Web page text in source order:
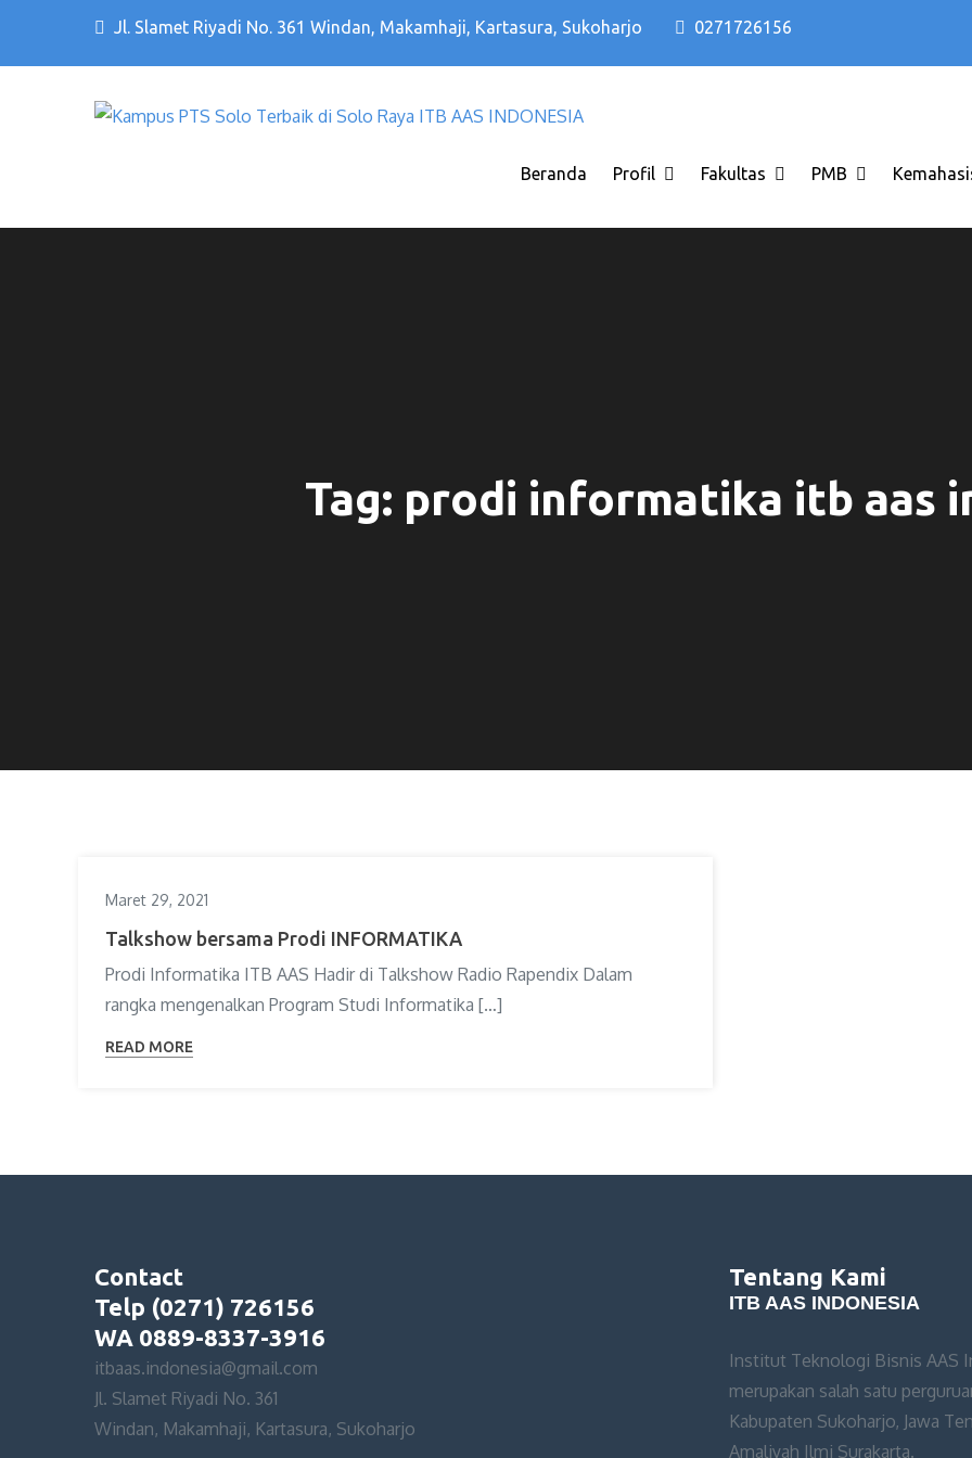
Jl. Slamet Riyadi No. 361 Windan, Makamhaji, Kartasura, Sukoharjo 0271726156
INDONESIA
Beranda Profil Fakultas PMB
Tag: prodi informatika itb aas
Maret 29, 2021
Talkshow bersama Prodi INFORMATIKA
Prodi Informatika ITB AAS Hadir di Talkshow Radio Rapendix Dalam
rangka mengenalkan Program Studi Informatika […]
READ MORE
Contact
Telp (0271) 726156
WA 0889-8337-3916
itbaas.indonesia@gmail.com
Jl. Slamet Riyadi No. 361
Windan, Makamhaji, Kartasura, Sukoharjo
Tentang Kami
ITB AAS INDONESIA
Institut Teknologi Bisnis AAS
merupakan salah satu
Kabupaten Sukoharjo, Jawa
Amaliyah Ilmi Surakarta.